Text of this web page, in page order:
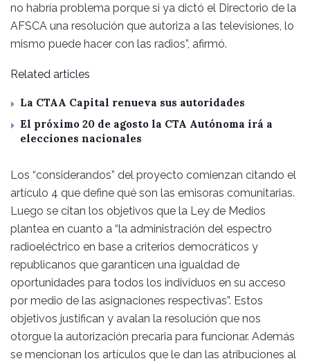
no habría problema porque si ya dictó el Directorio de la
AFSCA una resolución que autoriza a las televisiones, lo
mismo puede hacer con las radios”, afirmó.
Related articles
La CTAA Capital renueva sus autoridades
El próximo 20 de agosto la CTA Autónoma irá a
elecciones nacionales
Los “considerandos” del proyecto comienzan citando el
artículo 4 que define qué son las emisoras comunitarias.
Luego se citan los objetivos que la Ley de Medios
plantea en cuanto a “la administración del espectro
radioeléctrico en base a criterios democráticos y
republicanos que garanticen una igualdad de
oportunidades para todos los individuos en su acceso
por medio de las asignaciones respectivas”. Estos
objetivos justifican y avalan la resolución que nos
otorgue la autorización precaria para funcionar. Además
se mencionan los artículos que le dan las atribuciones al